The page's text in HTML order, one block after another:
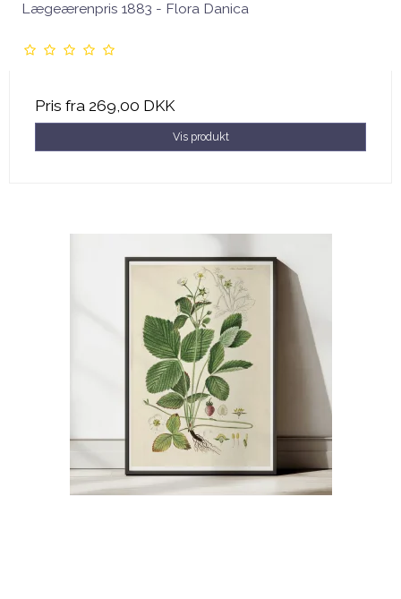
Lægeærenpris 1883 - Flora Danica
Pris fra 269,00 DKK
Vis produkt